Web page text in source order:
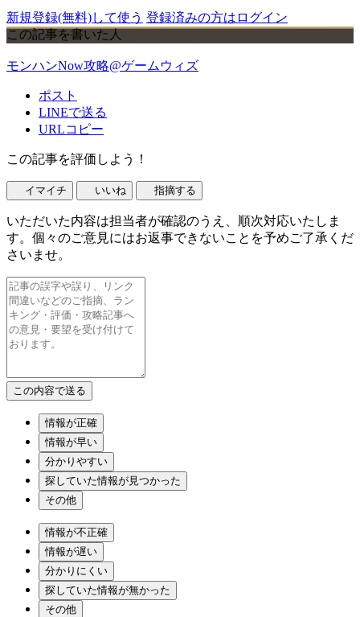
新規登録(無料)して使う 登録済みの方はログイン
この記事を書いた人
モンハンNow攻略@ゲームウィズ
ポスト
LINEで送る
URLコピー
この記事を評価しよう！
イマイチ いいね 指摘する
いただいた内容は担当者が確認のうえ、順次対応いたしま
す。個々のご意見にはお返事できないことを予めご了承くだ
さいませ。
情報が正確
情報が早い
分かりやすい
探していた情報が見つかった
その他
情報が不正確
情報が遅い
分かりにくい
探していた情報が無かった
その他